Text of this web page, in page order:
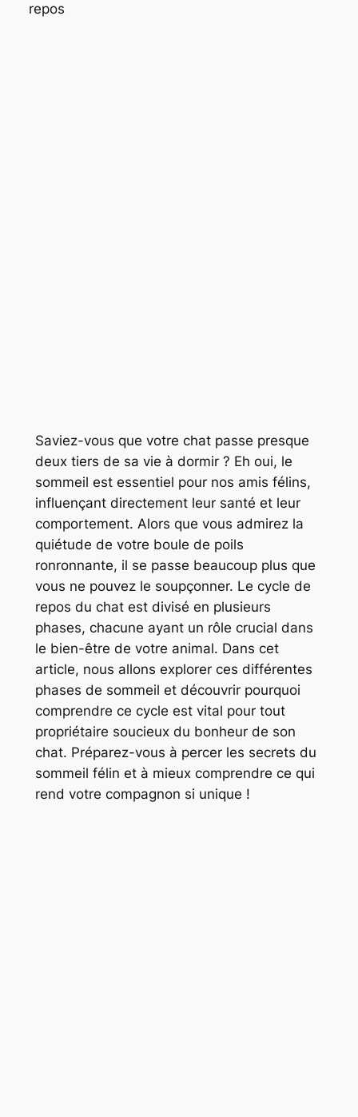
repos
Saviez-vous que votre chat passe presque
deux tiers de sa vie à dormir ? Eh oui, le
sommeil est essentiel pour nos amis félins,
influençant directement leur santé et leur
comportement. Alors que vous admirez la
quiétude de votre boule de poils
ronronnante, il se passe beaucoup plus que
vous ne pouvez le soupçonner. Le cycle de
repos du chat est divisé en plusieurs
phases, chacune ayant un rôle crucial dans
le bien-être de votre animal. Dans cet
article, nous allons explorer ces différentes
phases de sommeil et découvrir pourquoi
comprendre ce cycle est vital pour tout
propriétaire soucieux du bonheur de son
chat. Préparez-vous à percer les secrets du
sommeil félin et à mieux comprendre ce qui
rend votre compagnon si unique !